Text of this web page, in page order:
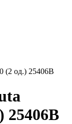
(2 од.) 25406В
25406В